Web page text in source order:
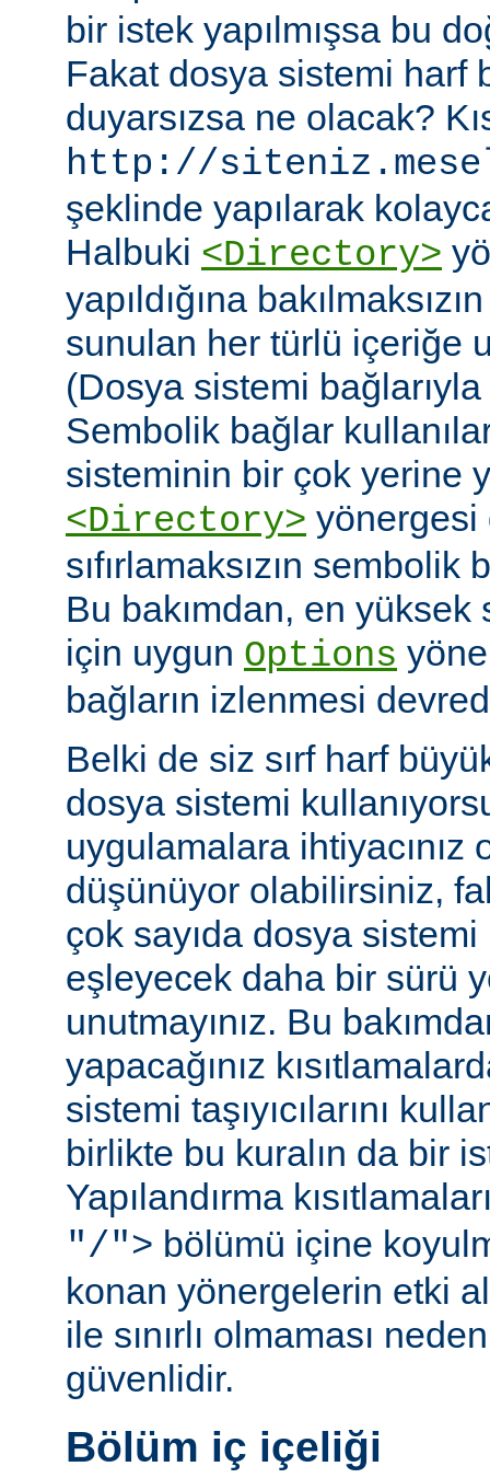
bir istek yapılmışsa bu
Fakat dosya sistemi harf
duyarsızsa ne olacak?
http://
şeklinde yapılarak
Halbuki <Directory>
yapıldığına
sunulan her türlü içeriğe
(Dosya sistemi
Sembolik bağlar
sisteminin bir çok yerine
<Directory> yönergesi
sıfırlamaksızın sembolik
Bu bakımdan, en
için uygun Options
bağların izlenmesi
Belki de siz sırf harf
dosya sistemi
uygulamalara ihtiyacınız
düşünüyor olabilirsiniz,
çok sayıda dosya
eşleyecek daha bir sürü
unutmayınız. Bu
yapacağınız
sistemi taşıyıcılarını
birlikte bu kuralın da bir
Yapılandırma
"/"> bölümü içine
konan yönergelerin etki
ile sınırlı olmaması
güvenlidir.
Bölüm iç içeliği